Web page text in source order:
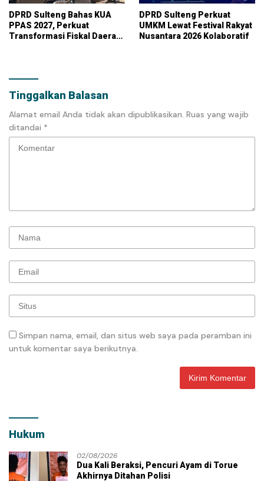
DPRD Sulteng Bahas KUA
PPAS 2027, Perkuat
Transformasi Fiskal Daerah
DPRD Sulteng Perkuat
UMKM Lewat Festival Rakyat
Nusantara 2026 Kolaboratif
Tinggalkan Balasan
Alamat email Anda tidak akan dipublikasikan. Ruas yang wajib
ditandai *
Simpan nama, email, dan situs web saya pada peramban ini
untuk komentar saya berikutnya.
Hukum
02/08/2026
Dua Kali Beraksi, Pencuri Ayam di Torue
Akhirnya Ditahan Polisi